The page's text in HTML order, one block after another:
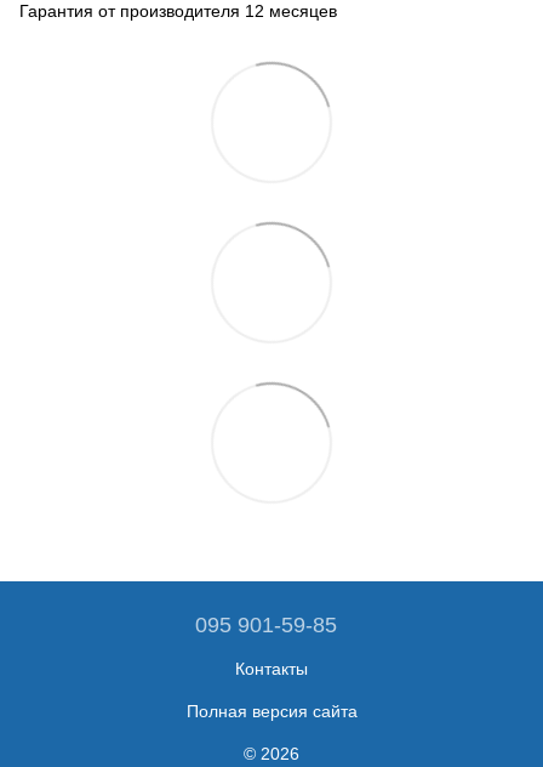
Гарантия от производителя 12 месяцев
095 901-59-85
Контакты
Полная версия сайта
© 2026